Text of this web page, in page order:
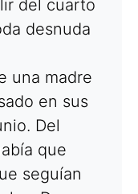
del cuarto
desnuda
madre
en sus
Del
que
seguían